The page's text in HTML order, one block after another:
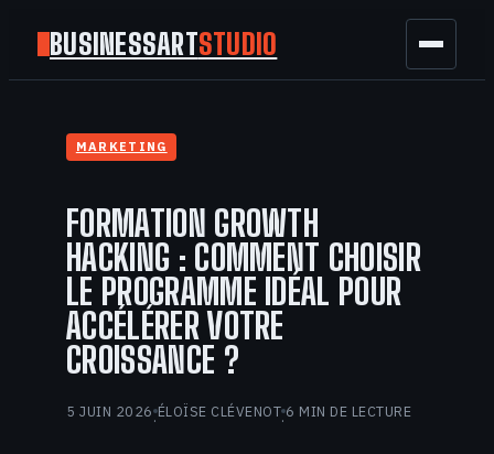
BUSINESSARTSTUDIO
FINANCE
TECH
GAMING
MARKETING
FORMATION GROWTH
HACKING : COMMENT CHOISIR
LE PROGRAMME IDÉAL POUR
ACCÉLÉRER VOTRE
CROISSANCE ?
5 JUIN 2026·ÉLOÏSE CLÉVENOT·6 MIN DE LECTURE